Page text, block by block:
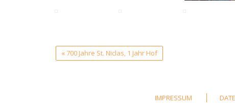
«700 Jahre St. Niclas, 1 Jahr Hof
IMPRESSUM